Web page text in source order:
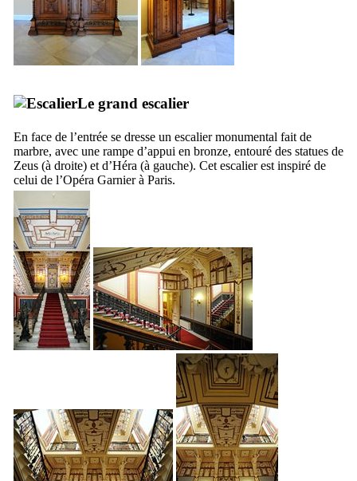
Le grand escalier
En face de l’entrée se dresse un escalier monumental fait de
marbre, avec une rampe d’appui en bronze, entouré des statues de
Zeus (à droite) et d’Héra (à gauche). Cet escalier est inspiré de
celui de l’Opéra Garnierà Paris.